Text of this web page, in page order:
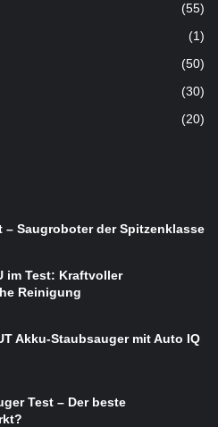
(55)
(1)
(50)
(30)
(20)
– Saugroboter der Spitzenklasse
im Test: Kraftvoller
Reinigung
Akku-Staubsauger mit Auto IQ
Test – Der beste